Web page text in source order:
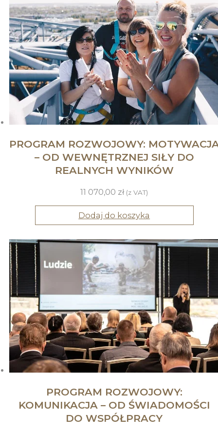
PROGRAM ROZWOJOWY:
– OD WEWNĘTRZNEJ SIŁY DO
REALNYCH WYNIKÓW
11 070,00 zł (z VAT)
Dodaj do koszyka
PROGRAM ROZWOJOWY:
KOMUNIKACJA – OD ŚWIADOMOŚCI
DO WSPÓŁPRACY